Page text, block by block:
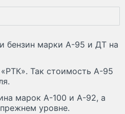
марки А-95 и ДТ на
Так стоимость А-95
марок А-100 и А-92, а
уровне.